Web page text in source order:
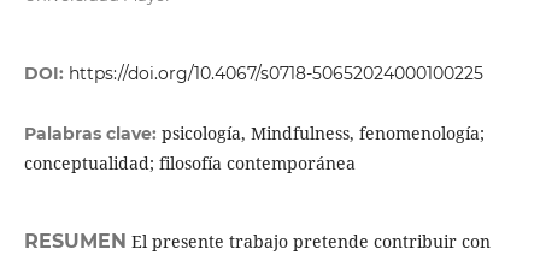
DOI: https://doi.org/10.4067/s0718-50652024000100225
Palabras clave: psicología, Mindfulness, fenomenología;
conceptualidad; filosofía contemporánea
RESUMEN El presente trabajo pretende contribuir con